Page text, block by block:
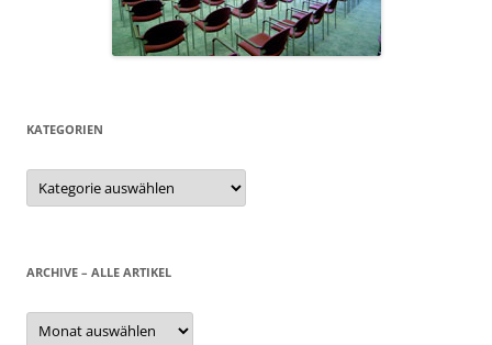
KATEGORIEN
Kategorien
ARCHIVE – ALLE ARTIKEL
Archive